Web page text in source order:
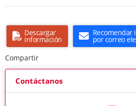
Descargar
información
Recomendar
por correo
Compartir
Contáctanos